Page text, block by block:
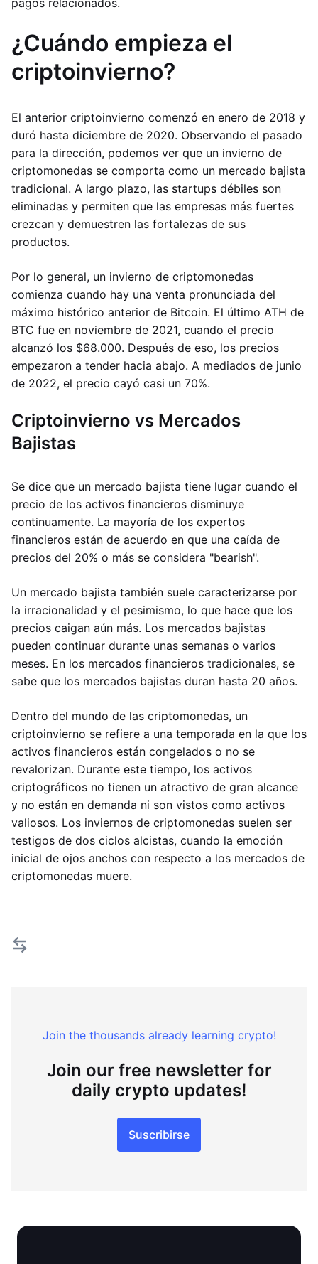
pagos relacionados.
¿Cuándo empieza el
criptoinvierno?
El anterior criptoinvierno comenzó en enero de 2018 y
duró hasta diciembre de 2020. Observando el pasado
para la dirección, podemos ver que un invierno de
criptomonedas se comporta como un mercado bajista
tradicional. A largo plazo, las startups débiles son
eliminadas y permiten que las empresas más fuertes
crezcan y demuestren las fortalezas de sus
productos.
Por lo general, un invierno de criptomonedas
comienza cuando hay una venta pronunciada del
máximo histórico anterior de Bitcoin. El último ATH de
BTC fue en noviembre de 2021, cuando el precio
alcanzó los $68.000. Después de eso, los precios
empezaron a tender hacia abajo. A mediados de junio
de 2022, el precio cayó casi un 70%.
Criptoinvierno vs Mercados
Bajistas
Se dice que un mercado bajista tiene lugar cuando el
precio de los activos financieros disminuye
continuamente. La mayoría de los expertos
financieros están de acuerdo en que una caída de
precios del 20% o más se considera "bearish".
Un mercado bajista también suele caracterizarse por
la irracionalidad y el pesimismo, lo que hace que los
precios caigan aún más. Los mercados bajistas
pueden continuar durante unas semanas o varios
meses. En los mercados financieros tradicionales, se
sabe que los mercados bajistas duran hasta 20 años.
Dentro del mundo de las criptomonedas, un
criptoinvierno se refiere a una temporada en la que los
activos financieros están congelados o no se
revalorizan. Durante este tiempo, los activos
criptográficos no tienen un atractivo de gran alcance
y no están en demanda ni son vistos como activos
valiosos. Los inviernos de criptomonedas suelen ser
testigos de dos ciclos alcistas, cuando la emoción
inicial de ojos anchos con respecto a los mercados de
criptomonedas muere.
Join the thousands already learning crypto!
Join our free newsletter for
daily crypto updates!
Suscribirse